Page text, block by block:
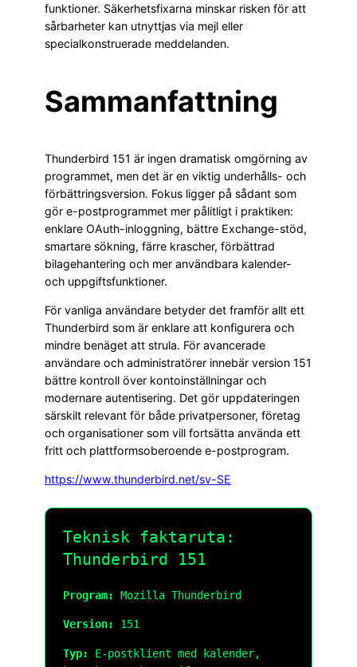
funktioner. Säkerhetsfixarna minskar risken för att
sårbarheter kan utnyttjas via mejl eller
specialkonstruerade meddelanden.
Sammanfattning
Thunderbird 151 är ingen dramatisk omgörning av
programmet, men det är en viktig underhålls- och
förbättringsversion. Fokus ligger på sådant som
gör e-postprogrammet mer pålitligt i praktiken:
enklare OAuth-inloggning, bättre Exchange-stöd,
smartare sökning, färre krascher, förbättrad
bilagehantering och mer användbara kalender-
och uppgiftsfunktioner.
För vanliga användare betyder det framför allt ett
Thunderbird som är enklare att konfigurera och
mindre benäget att strula. För avancerade
användare och administratörer innebär version 151
bättre kontroll över kontoinställningar och
modernare autentisering. Det gör uppdateringen
särskilt relevant för både privatpersoner, företag
och organisationer som vill fortsätta använda ett
fritt och plattformsoberoende e-postprogram.
https://www.thunderbird.net/sv-SE
Teknisk faktaruta:
Thunderbird 151
Program: Mozilla Thunderbird
Version: 151
Typ:
E-postklient med kalender,